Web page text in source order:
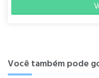
Você também pode